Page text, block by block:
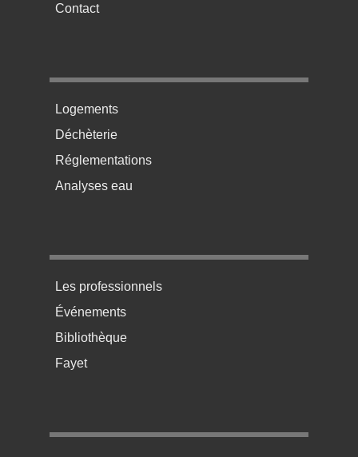
Contact
Menu pratique bas de page 2
Logements
Déchèterie
Réglementations
Analyses eau
Menu pratique bas de page 3
Les professionnels
Événements
Bibliothèque
Fayet
Menu pratique bas de page 4